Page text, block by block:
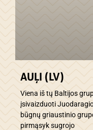
AUĻI (LV)
Viena iš tų Baltijos
įsivaizduoti
būgnų griaustinio
pirmąsyk sugrojo